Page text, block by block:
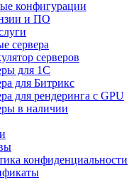
конфигурации
и ПО
сервера
серверов
для 1С
для Битрикс
для рендеринга с GPU
в наличии
конфиденциальности